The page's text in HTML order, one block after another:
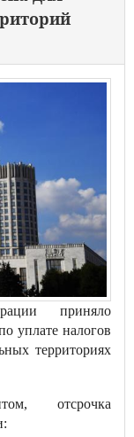
приняло
уплате налогов
территориях
отсрочка